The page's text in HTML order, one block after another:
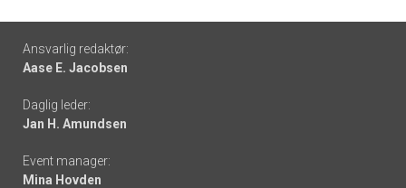
Footer
-
links
Ansvarlig redaktør:
Aase E. Jacobsen
Daglig leder:
Jan H. Amundsen
Event manager:
Mina Hovden